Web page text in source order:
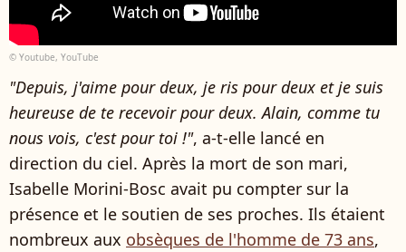
© Youtube, YouTube
"Depuis, j'aime pour deux, je ris pour deux et je suis
heureuse de te recevoir pour deux. Alain, comme tu
nous vois, c'est pour toi !", a-t-elle lancé en
direction du ciel. Après la mort de son mari,
Isabelle Morini-Bosc avait pu compter sur la
présence et le soutien de ses proches. Ils étaient
nombreux aux obsèques de l'homme de 73 ans,